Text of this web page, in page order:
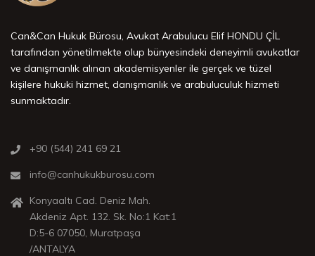
Can&Can Hukuk Bürosu, Avukat Arabulucu Elif HONDU ÇİL
tarafından yönetilmekte olup bünyesindeki deneyimli avukatlar
ve danışmanlık alınan akademisyenler ile gerçek ve tüzel
kişilere hukuki hizmet, danışmanlık ve arabuluculuk hizmeti
sunmaktadır.
+90 (544) 241 69 21
info@canhukukburosu.com
Konyaaltı Cad. Deniz Mah.
Akdeniz Apt. 132. Sk. No:1 Kat:1
D:5-6 07050, Muratpaşa
/ANTALYA